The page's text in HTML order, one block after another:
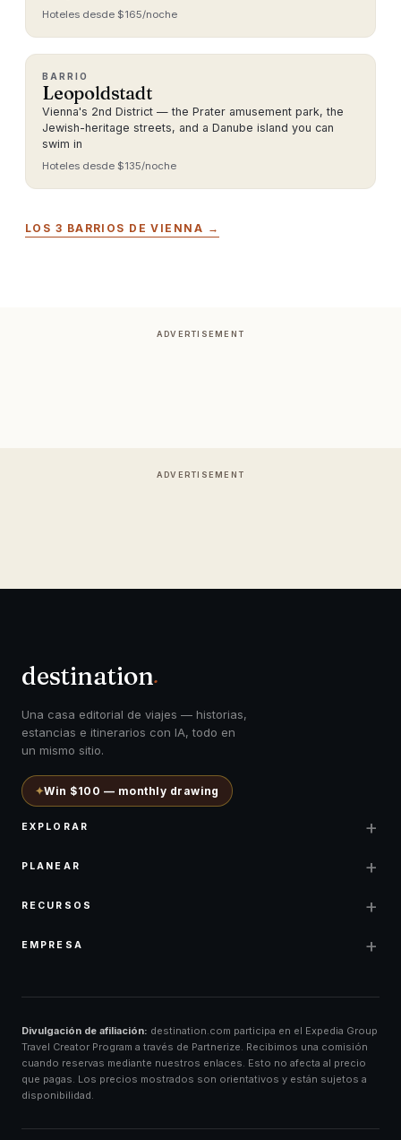
Hoteles desde $165/noche
BARRIO
Leopoldstadt
Vienna's 2nd District — the Prater amusement park, the
Jewish-heritage streets, and a Danube island you can
swim in
Hoteles desde $135/noche
LOS 3 BARRIOS DE VIENNA →
ADVERTISEMENT
ADVERTISEMENT
destination.
Una casa editorial de viajes — historias,
estancias e itinerarios con IA, todo en
un mismo sitio.
✦Win $100 — monthly drawing
EXPLORAR +
PLANEAR +
RECURSOS +
EMPRESA +
Divulgación de afiliación: destination.com participa en el Expedia Group
Travel Creator Program a través de Partnerize. Recibimos una comisión
cuando reservas mediante nuestros enlaces. Esto no afecta al precio
que pagas. Los precios mostrados son orientativos y están sujetos a
disponibilidad.